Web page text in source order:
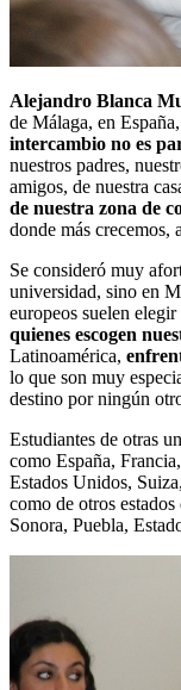
Alejandro Blanca
de Málaga, en
intercambio no es
nuestros padres,
amigos, de nuestra
de nuestra zona de
donde más crecemos,
Se consideró muy
universidad, sino en
europeos suelen
quienes escogen
Latinoamérica,
lo que son muy
destino por ningún
Estudiantes de otras
como España,
Estados Unidos,
como de otros
Sonora, Puebla,